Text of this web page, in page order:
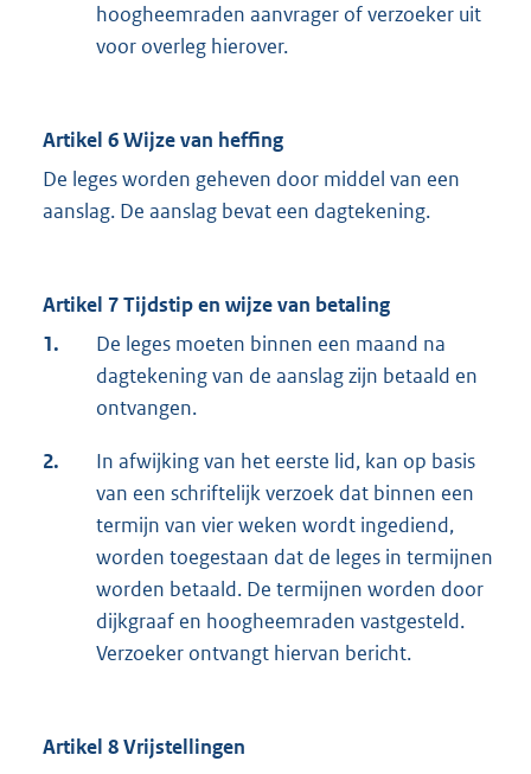
hoogheemraden aanvrager of verzoeker uit
voor overleg hierover.
Artikel 6 Wijze van heffing
De leges worden geheven door middel van een
aanslag. De aanslag bevat een dagtekening.
Artikel 7 Tijdstip en wijze van betaling
1.
De leges moeten binnen een maand na
dagtekening van de aanslag zijn betaald en
ontvangen.
2.
In afwijking van het eerste lid, kan op basis
van een schriftelijk verzoek dat binnen een
termijn van vier weken wordt ingediend,
worden toegestaan dat de leges in termijnen
worden betaald. De termijnen worden door
dijkgraaf en hoogheemraden vastgesteld.
Verzoeker ontvangt hiervan bericht.
Artikel 8 Vrijstellingen